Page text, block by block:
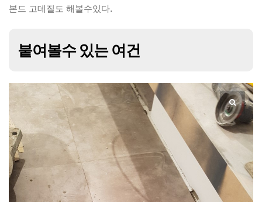
본드 고데질도 해볼수있다.
붙여볼수 있는 여건